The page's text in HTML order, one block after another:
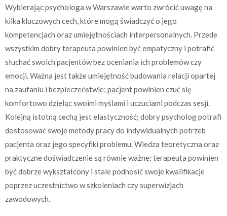
Wybierając psychologa w Warszawie warto zwrócić uwagę na
kilka kluczowych cech, które mogą świadczyć o jego
kompetencjach oraz umiejętnościach interpersonalnych. Przede
wszystkim dobry terapeuta powinien być empatyczny i potrafić
słuchać swoich pacjentów bez oceniania ich problemów czy
emocji. Ważna jest także umiejętność budowania relacji opartej
na zaufaniu i bezpieczeństwie; pacjent powinien czuć się
komfortowo dzieląc swoimi myślami i uczuciami podczas sesji.
Kolejną istotną cechą jest elastyczność; dobry psycholog potrafi
dostosować swoje metody pracy do indywidualnych potrzeb
pacjenta oraz jego specyfiki problemu. Wiedza teoretyczna oraz
praktyczne doświadczenie są równie ważne; terapeuta powinien
być dobrze wykształcony i stale podnosić swoje kwalifikacje
poprzez uczestnictwo w szkoleniach czy superwizjach
zawodowych.